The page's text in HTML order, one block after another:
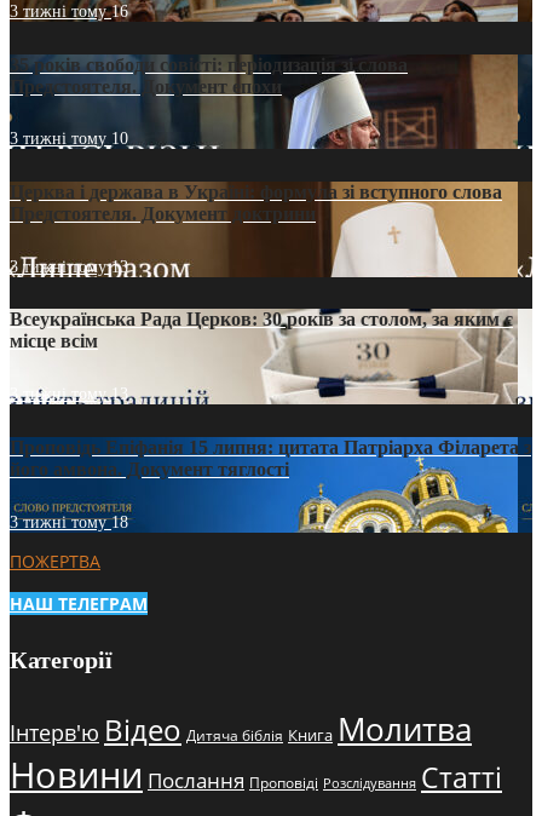
3 тижні тому16
35 років свободи совісті: періодизація зі слова
Предстоятеля. Документ епохи
3 тижні тому 10
Церква і держава в Україні: формула зі вступного слова
Предстоятеля. Документ доктрини
3 тижні тому13
Всеукраїнська Рада Церков: 30 років за столом, за яким є
місце всім
3 тижні тому13
Проповідь Епіфанія 15 липня: цитата Патріарха Філарета з
його амвона. Документ тяглості
3 тижні тому18
ПОЖЕРТВА
НАШ ТЕЛЕГРАМ
Категорії
Інтерв'ю Відео Дитяча біблія Книга Молитва
Новини Послання Проповіді Розслідування Статті